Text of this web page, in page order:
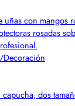
Decoración
dos